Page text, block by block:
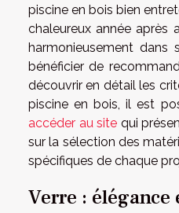
piscine en bois bien
chaleureux année après
harmonieusement dans
bénéficier de
découvrir en détail les
piscine en bois, il est
accéder au site qui
sur la sélection des
spécifiques de chaque
Verre :